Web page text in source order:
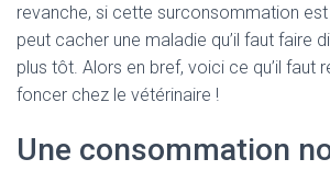
revanche, si cette surconsommation est
peut cacher une maladie qu’il faut faire
plus tôt. Alors en bref, voici ce qu’il faut
foncer chez le vétérinaire !
Une consommation